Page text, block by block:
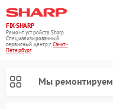
FIX-SHARP
Ремонт устройств Sharp
Специализированный
cервисный центр г.Санкт-
Петербург
Мы ремонтируем